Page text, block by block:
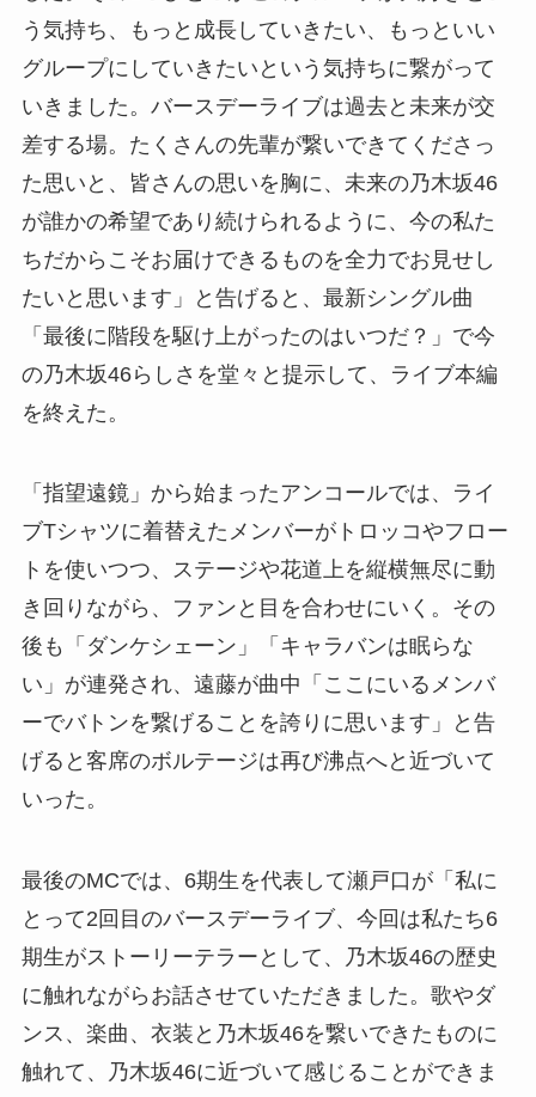
う気持ち、もっと成長していきたい、もっといい
グループにしていきたいという気持ちに繋がって
いきました。バースデーライブは過去と未来が交
差する場。たくさんの先輩が繋いできてくださっ
た思いと、皆さんの思いを胸に、未来の乃木坂46
が誰かの希望であり続けられるように、今の私た
ちだからこそお届けできるものを全力でお見せし
たいと思います」と告げると、最新シングル曲
「最後に階段を駆け上がったのはいつだ？」で今
の乃木坂46らしさを堂々と提示して、ライブ本編
を終えた。
「指望遠鏡」から始まったアンコールでは、ライ
ブTシャツに着替えたメンバーがトロッコやフロー
トを使いつつ、ステージや花道上を縦横無尽に動
き回りながら、ファンと目を合わせにいく。その
後も「ダンケシェーン」「キャラバンは眠らな
い」が連発され、遠藤が曲中「ここにいるメンバ
ーでバトンを繋げることを誇りに思います」と告
げると客席のボルテージは再び沸点へと近づいて
いった。
最後のMCでは、6期生を代表して瀬戸口が「私に
とって2回目のバースデーライブ、今回は私たち6
期生がストーリーテラーとして、乃木坂46の歴史
に触れながらお話させていただきました。歌やダ
ンス、楽曲、衣装と乃木坂46を繋いできたものに
触れて、乃木坂46に近づいて感じることができま